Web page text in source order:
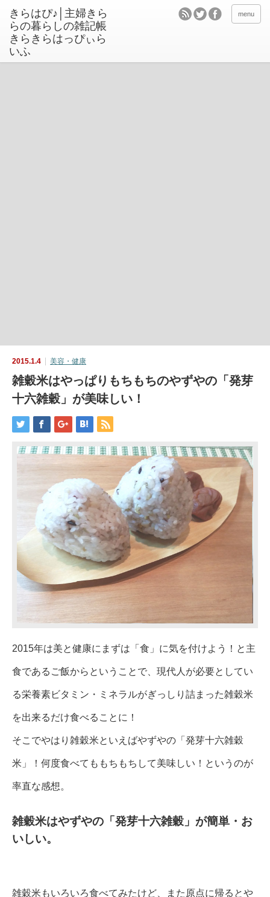
きらはぴ♪│主婦きら
らの暮らしの雑記帳
きらきらはっぴぃら
いふ
menu
2015.1.4 美容・健康
雑穀米はやっぱりもちもちのやずやの「発芽
十六雑穀」が美味しい！
2015年は美と健康にまずは「食」に気を付けよう！と主
食であるご飯からということで、現代人が必要としてい
る栄養素ビタミン・ミネラルがぎっしり詰まった雑穀米
を出来るだけ食べることに！
そこでやはり雑穀米といえばやずやの「発芽十六雑穀
米」！何度食べてももちもちして美味しい！というのが
率直な感想。
雑穀米はやずやの「発芽十六雑穀」が簡単・お
いしい。
雑穀米もいろいろ食べてみたけど、また原点に帰るとや